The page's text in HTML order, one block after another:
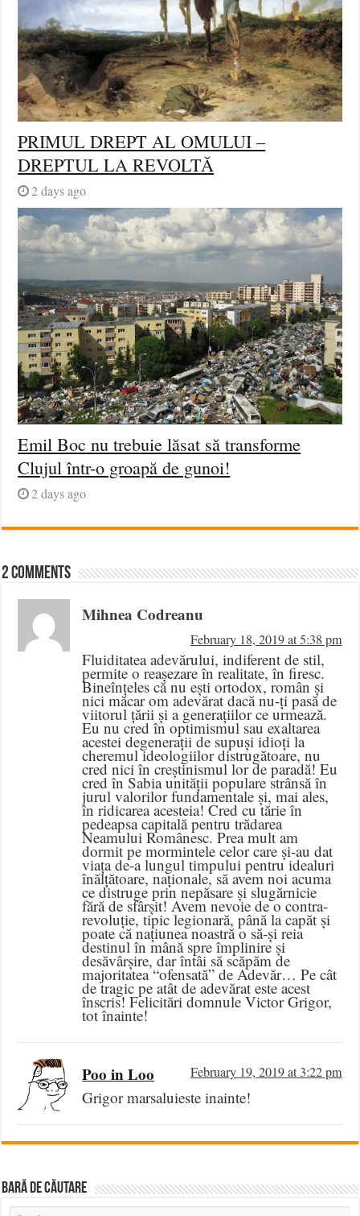
PRIMUL DREPT AL OMULUI –
DREPTUL LA REVOLTĂ
2 days ago
Emil Boc nu trebuie lăsat să transforme
Clujul într-o groapă de gunoi!
2 days ago
2 comments
Mihnea Codreanu
February 18, 2019 at 5:38 pm
Fluiditatea adevărului, indiferent de stil,
permite o reașezare în realitate, în firesc.
Bineînțeles că nu ești ortodox, român și
nici măcar om adevărat dacă nu-ți pasă de
viitorul țării și a generațiilor ce urmează.
Eu nu cred în optimismul sau exaltarea
acestei degenerații de supuși idioți la
cheremul ideologiilor distrugătoare, nu
cred nici în creștinismul lor de paradă! Eu
cred în Sabia unității populare strânsă în
jurul valorilor fundamentale și, mai ales,
în ridicarea acesteia! Cred cu tărie în
pedeapsa capitală pentru trădarea
Neamului Românesc. Prea mult am
dormit pe mormintele celor care și-au dat
viața de-a lungul timpului pentru idealuri
înălțătoare, naționale, să avem noi acuma
ce distruge prin nepăsare și slugărnicie
fără de sfârșit! Avem nevoie de o contra-
revoluție, tipic legionară, până la capăt și
poate că națiunea noastră o să-și reia
destinul în mână spre împlinire și
desăvârșire, dar întâi să scăpăm de
majoritatea “ofensată” de Adevăr… Pe cât
de tragic pe atât de adevărat este acest
înscris! Felicitări domnule Victor Grigor,
tot înainte!
Poo in Loo February 19, 2019 at 3:22 pm
Grigor marsaluieste inainte!
BARĂ DE CĂUTARE